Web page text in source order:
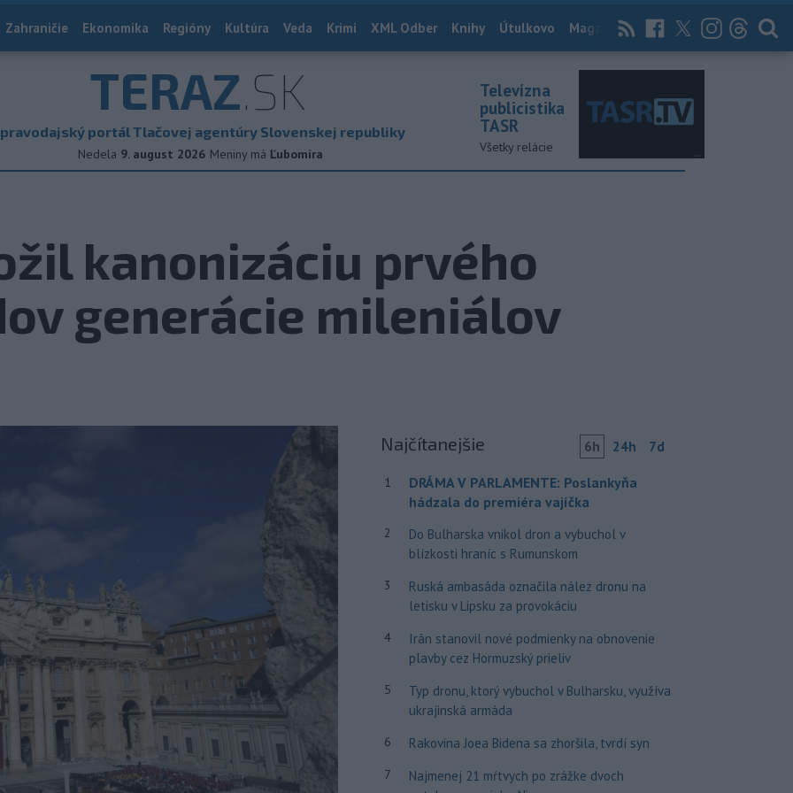
Zahraničie Ekonomika Regióny Kultúra Veda Krimi XML Odber Knihy Útulkovo Magazín News Now Archív
TERAZ.SK
portál Tlačovej agentúry Slovenskej republiky
Nedela 9. august 2026 Meniny má Ľubomíra
Televízna
publicistika
TASR
Všetky relácie
kanonizáciu prvého
generácie mileniálov
Najčítanejšie 6h 24h 7d
1
DRÁMA V PARLAMENTE: Poslankyňa
hádzala do premiéra vajíčka
2
Do Bulharska vnikol dron a vybuchol v
blízkosti hraníc s Rumunskom
3
Ruská ambasáda označila nález dronu na
letisku v Lipsku za provokáciu
4
Irán stanovil nové podmienky na obnovenie
plavby cez Hormuzský prieliv
5
Typ dronu, ktorý vybuchol v Bulharsku, využíva
ukrajinská armáda
6 Rakovina Joea Bidena sa zhoršila, tvrdí syn
7
Najmenej 21 mŕtvych po zrážke dvoch